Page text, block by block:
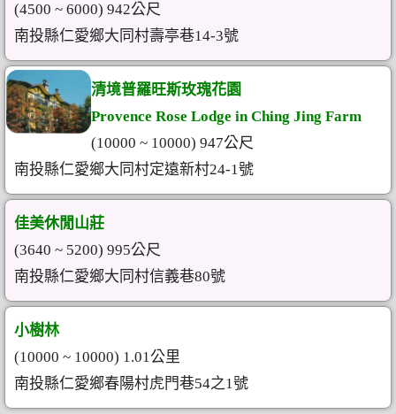
(4500 ~ 6000) 942公尺
南投縣仁愛鄉大同村壽亭巷14-3號
清境普羅旺斯玫瑰花園
Provence Rose Lodge in Ching Jing Farm
(10000 ~ 10000) 947公尺
南投縣仁愛鄉大同村定遠新村24-1號
佳美休閒山莊
(3640 ~ 5200) 995公尺
南投縣仁愛鄉大同村信義巷80號
小樹林
(10000 ~ 10000) 1.01公里
南投縣仁愛鄉春陽村虎門巷54之1號